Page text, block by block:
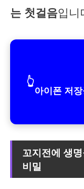
는 첫걸음입니
👆
아이폰 저
꼬지전에 생
비밀